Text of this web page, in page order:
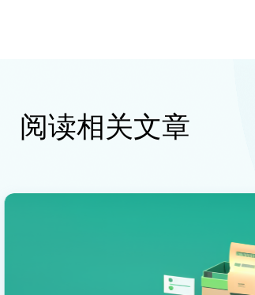
阅读相关文章